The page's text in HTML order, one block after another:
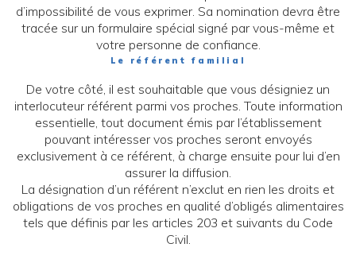
d’impossibilité de vous exprimer. Sa nomination devra être
tracée sur un formulaire spécial signé par vous-même et
votre personne de confiance.
Le référent familial
De votre côté, il est souhaitable que vous désigniez un
interlocuteur référent parmi vos proches. Toute information
essentielle, tout document émis par l’établissement
pouvant intéresser vos proches seront envoyés
exclusivement à ce référent, à charge ensuite pour lui d’en
assurer la diffusion.
La désignation d’un référent n’exclut en rien les droits et
obligations de vos proches en qualité d’obligés alimentaires
tels que définis par les articles 203 et suivants du Code
Civil.